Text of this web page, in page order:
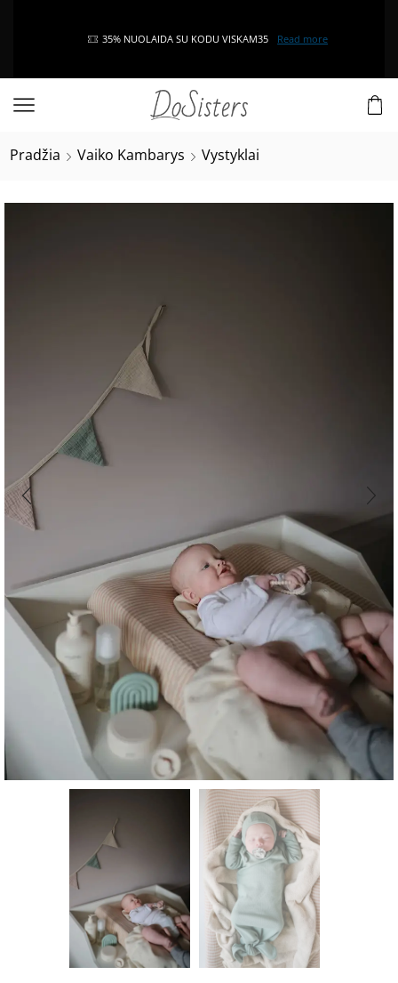
35% NUOLAIDA SU KODU VISKAM35 Read more
Pradžia Vaiko Kambarys Vystyklai